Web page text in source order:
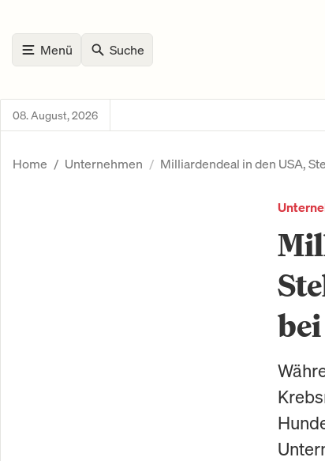
Menü Suche
08. August, 2026
Home Unternehmen Milliardendeal in den USA,